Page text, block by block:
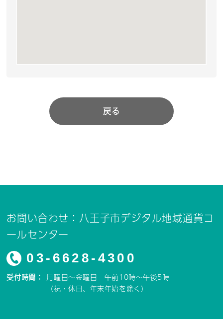
戻る
お問い合わせ：八王子市デジタル地域通貨コ
ールセンター
03-6628-4300
受付時間： 月曜日～金曜日 午前10時～午後5時
（祝・休日、年末年始を除く）